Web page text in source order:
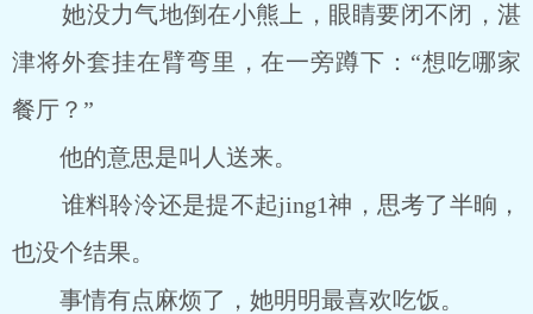
她没力气地倒在小熊上，眼睛要闭不闭，湛
津将外套挂在臂弯里，在一旁蹲下：“想吃哪家
餐厅？”
他的意思是叫人送来。
谁料聆泠还是提不起jing1神，思考了半晌，
也没个结果。
事情有点麻烦了，她明明最喜欢吃饭。